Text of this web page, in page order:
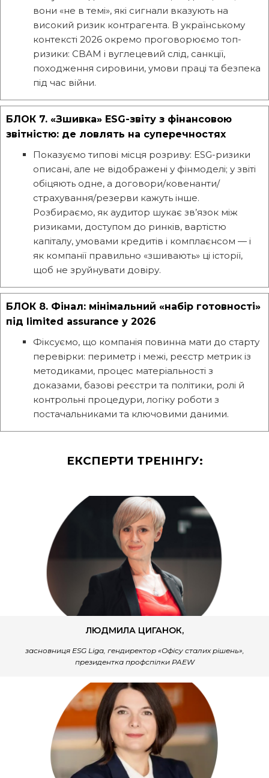
вони «не в темі», які сигнали вказують на
високий ризик контрагента. В українському
контексті 2026 окремо проговорюємо топ-
ризики: CBAM і вуглецевий слід, санкції,
походження сировини, умови праці та безпека
під час війни.
БЛОК 7. «Зшивка» ESG-звіту з фінансовою
звітністю: де ловлять на суперечностях
Показуємо типові місця розриву: ESG-ризики
описані, але не відображені у фінмоделі; у звіті
обіцяють одне, а договори/ковенанти/
страхування/резерви кажуть інше.
Розбираємо, як аудитор шукає зв’язок між
ризиками, доступом до ринків, вартістю
капіталу, умовами кредитів і комплаєнсом — і
як компанії правильно «зшивають» ці історії,
щоб не зруйнувати довіру.
БЛОК 8. Фінал: мінімальний «набір готовності»
під limited assurance у 2026
Фіксуємо, що компанія повинна мати до старту
перевірки: периметр і межі, реєстр метрик із
методиками, процес матеріальності з
доказами, базові реєстри та політики, ролі й
контрольні процедури, логіку роботи з
постачальниками та ключовими даними.
ЕКСПЕРТИ ТРЕНІНГУ:
ЛЮДМИЛА ЦИГАНОК,
засновниця ESG Liga, гендиректор «Офісу сталих рішень»,
президентка профспілки PAEW